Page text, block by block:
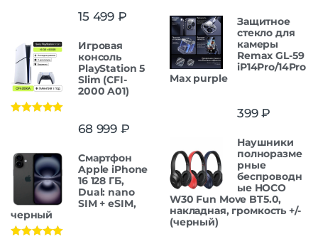
15 499 ₽
Игровая
консоль
PlayStation 5
Slim (CFI-
2000 A01)
68 999 ₽
Смартфон
Apple iPhone
16 128 ГБ,
Dual: nano
SIM + eSIM,
черный
Защитнoe
cтекло для
камеры
Remax GL-59
iP14Pro/14Pro
Max purple
399₽
Наушники
полноразме
рные
беспроводн
ые HOCO
W30 Fun Move BT5.0,
накладная, громкость +/-
(черный)